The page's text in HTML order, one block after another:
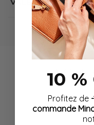
VOUS
%
10
Profitez de
commande